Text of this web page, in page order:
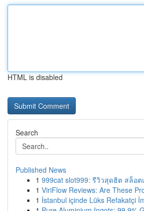
HTML is disabled
Search
Published News
1 999cat slot999: รีวิวสุดฮิต สล็อต
1 ViriFlow Reviews: Are These
1 İstanbul içinde Lüks Refakatçi